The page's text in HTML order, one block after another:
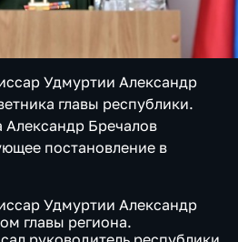
Удмуртии Александр
главы республики.
Александр Бречалов
постановление в
Удмуртии Александр
главы региона.